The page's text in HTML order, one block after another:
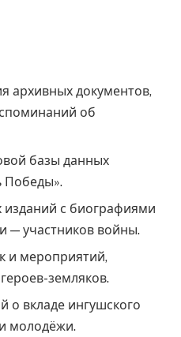
архивных документов,
об
базы данных
Победы».
с биографиями
— участников войны.
и мероприятий,
земляков.
о вкладе ингушского
молодёжи.